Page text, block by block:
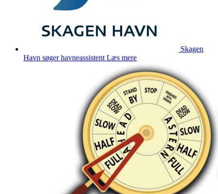
Skagen
Havn søger havneassistent Læs mere